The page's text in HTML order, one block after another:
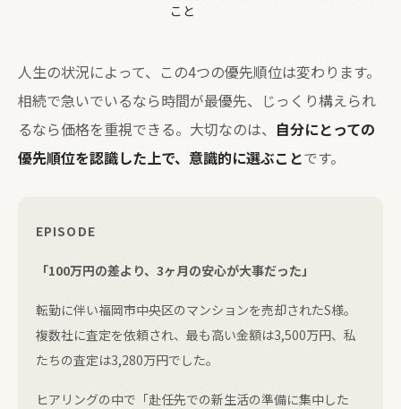
こと
人生の状況によって、この4つの優先順位は変わります。
相続で急いでいるなら時間が最優先、じっくり構えられ
るなら価格を重視できる。大切なのは、 自分にとっての
優先順位を認識した上で、意識的に選ぶことです。
EPISODE
「100万円の差より、3ヶ月の安心が大事だった」
転勤に伴い福岡市中央区のマンションを売却されたS様。
複数社に査定を依頼され、最も高い金額は3,500万円、私
たちの査定は3,280万円でした。
ヒアリングの中で「赴任先での新生活の準備に集中した